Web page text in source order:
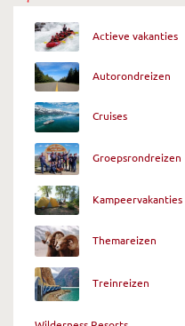
Actieve vakanties
Autorondreizen
Cruises
Groepsrondreizen
Kampeervakanties
Themareizen
Treinreizen